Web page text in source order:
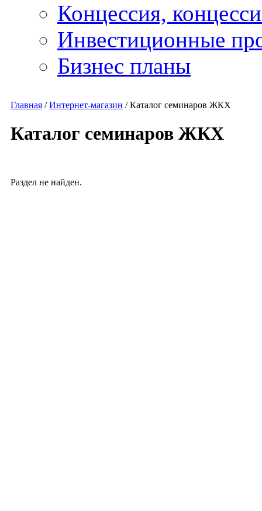
Концессия,
Инвестиционные
Бизнес планы
Главная /Интернет-магазин /Каталог семинаров ЖКХ
Каталог семинаров ЖКХ
Раздел не найден.